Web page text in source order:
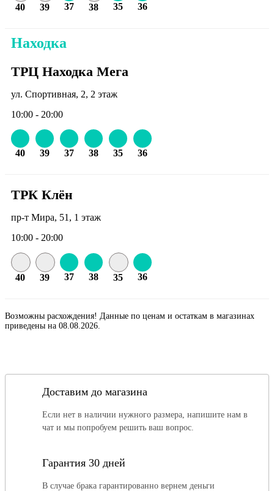
40 39 37 38 35 36
Находка
ТРЦ Находка Мега
ул. Спортивная, 2, 2 этаж
10:00 - 20:00
40 39 37 38 35 36
ТРК Клён
пр-т Мира, 51, 1 этаж
10:00 - 20:00
40 39 37 38 35 36
Возможны расхождения! Данные по ценам и остаткам в магазинах
приведены на 08.08.2026.
Доставим до магазина
Если нет в наличии нужного размера, напишите нам в
чат и мы попробуем решить ваш вопрос.
Гарантия 30 дней
В случае брака гарантированно вернем деньги